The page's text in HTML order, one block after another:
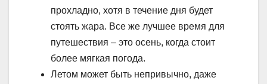
прохладно, хотя в течение дня будет
стоять жара. Все же лучшее время для
путешествия – это осень, когда стоит
более мягкая погода.
Летом может быть непривычно, даже